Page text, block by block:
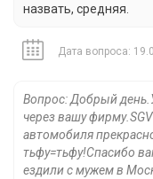
назвать, средняя.
Дата вопроса:
Вопрос: Добрый
через вашу
автомобиля
тьфу=тьфу!Cпасибо
ездили с мужем в